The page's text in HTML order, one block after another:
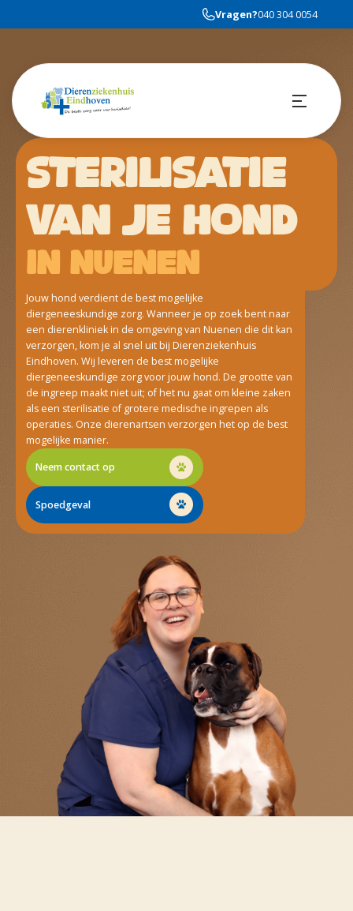
Vragen?040 304 0054
STERILISATIE
VAN JE HOND
in Nuenen
Jouw hond verdient de best mogelijke
diergeneeskundige zorg. Wanneer je op zoek bent naar
een dierenkliniek in de omgeving van Nuenen die dit kan
verzorgen, kom je al snel uit bij Dierenziekenhuis
Eindhoven. Wij leveren de best mogelijke
diergeneeskundige zorg voor jouw hond. De grootte van
de ingreep maakt niet uit; of het nu gaat om kleine zaken
als een sterilisatie of grotere medische ingrepen als
operaties. Onze dierenartsen verzorgen het op de best
mogelijke manier.
Neem contact op
Spoedgeval